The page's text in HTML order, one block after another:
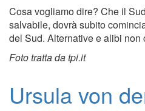
Cosa vogliamo dire? Che il
salvabile, dovrà subito
del Sud. Alternative e alibi non
Foto tratta da tpi.it
Ursula von